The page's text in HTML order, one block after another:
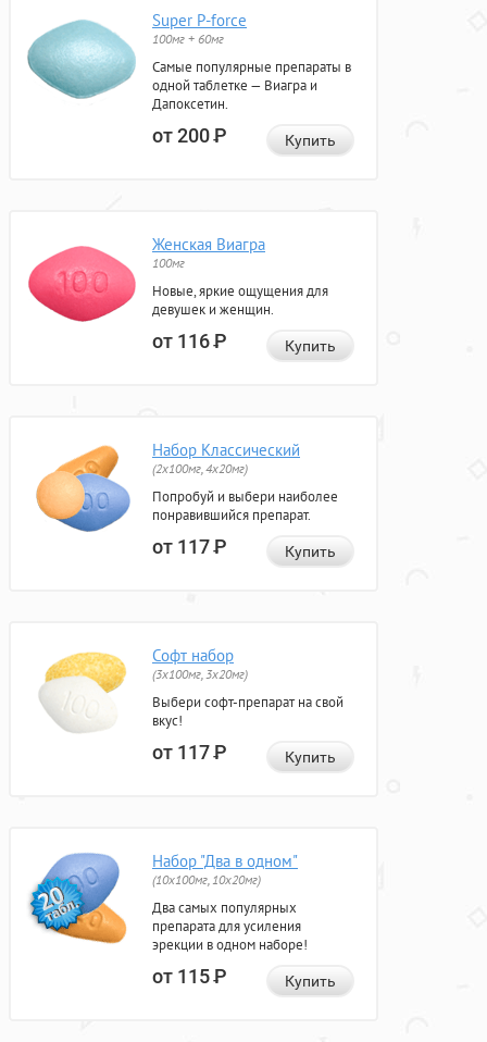
Super P-force
100мг + 60мг
Самые популярные препараты в
одной таблетке — Виагра и
Дапоксетин.
от 200Р Купить
Женская Виагра
100мг
Новые, яркие ощущения для
девушек и женщин.
от 116Р Купить
Набор Классический
(2x100мг, 4x20мг)
Попробуй и выбери наиболее
понравившийся препарат.
от 117Р Купить
Софт набор
(3x100мг, 3x20мг)
Выбери софт-препарат на свой
вкус!
от 117Р Купить
Набор "Два в одном"
(10x100мг, 10x20мг)
Два самых популярных
препарата для усиления
эрекции в одном наборе!
от 115Р Купить